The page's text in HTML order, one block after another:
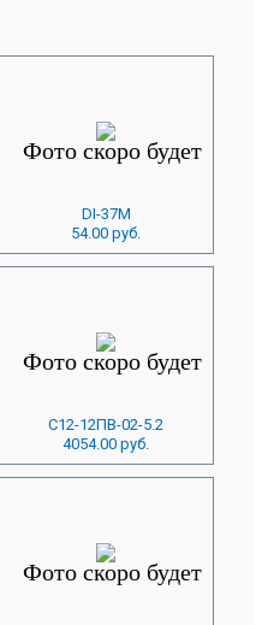
DI-37M
54.00 руб.
С12-12ПВ-02-5.2
4054.00 руб.